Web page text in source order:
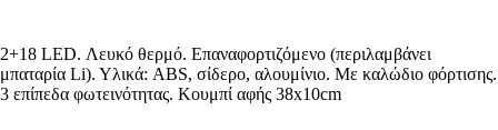
2+18 LED. Λευκό θερμό. Επαναφορτιζόμενο (περιλαμβάνει
μπαταρία Li). Υλικά: ABS, σίδερο, αλουμίνιο. Με καλώδιο φόρτισης.
3 επίπεδα φωτεινότητας. Κουμπί αφής 38x10cm